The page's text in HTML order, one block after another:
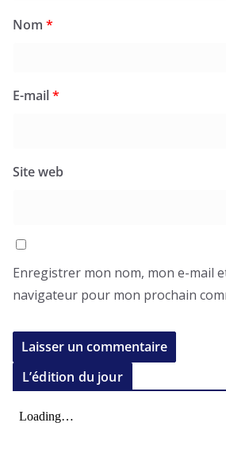
Nom *
E-mail*
Site web
Enregistrer mon nom, mon e-mail
navigateur pour mon prochain
L’édition du jour